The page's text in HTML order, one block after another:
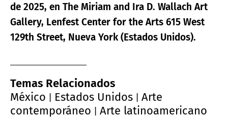
de 2025, en The Miriam and Ira D. Wallach Art
Gallery, Lenfest Center for the Arts 615 West
129th Street, Nueva York (Estados Unidos).
Temas Relacionados
México
Estados Unidos
Arte
contemporáneo
Arte latinoamericano